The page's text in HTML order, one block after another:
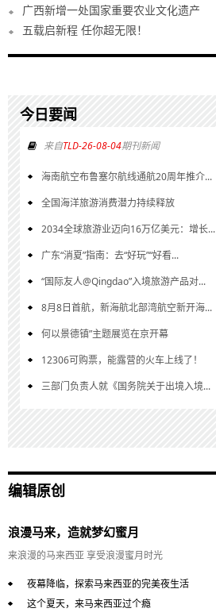
广西新增一处国家重要农业文化遗产
五载启新程 任你超无限！
今日要闻
来自TLD-26-08-04期刊新闻
海南航空布鲁塞尔航线通航20周年推介...
全国海洋旅游消费潜力持续释放
2034全球旅游业迈向16万亿美元：增长...
广东“消夏”指南：去“好玩”“好看...
“国际友人@Qingdao”入境旅游产品对...
8月8日首航，新海航北部湾航空新开海...
何以景德镇”主题展览在京开幕
12306可购票，能露营的火车上线了！
三部门负责人就《国务院关于出境入境...
编辑原创
浪漫马来，造就梦幻蜜月
来浪漫的马来西亚 享受浪漫蜜月时光
夜幕降临，探索马来西亚的完美夜生活
这个夏天，来马来西亚过个瘾